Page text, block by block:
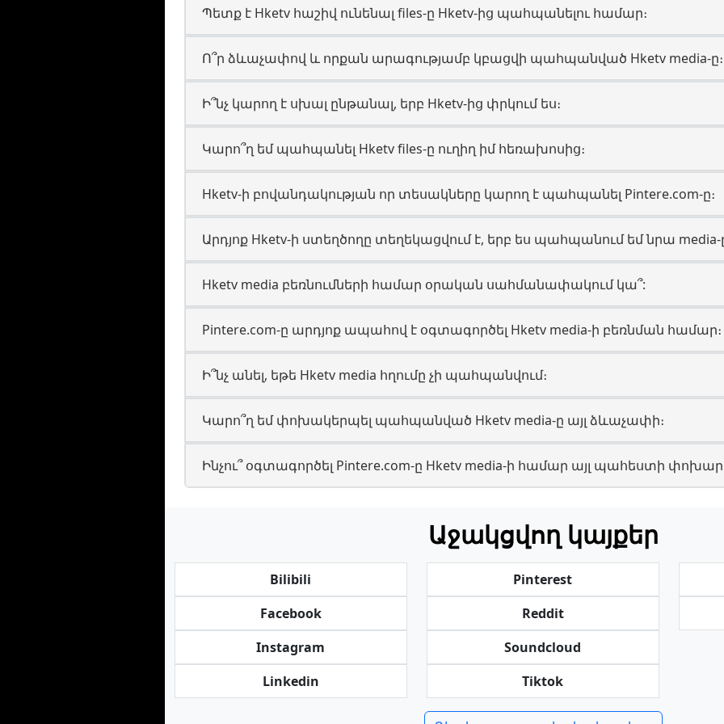
Պետք է Hketv հաշիվ ունենալ files-ը Hketv-ից պահպանելու համար։
Ո՞ր ձևաչափով և որքան արագությամբ կբացվի պահպանված Hketv media-ը։
Ի՞նչ կարող է սխալ ընթանալ, երբ Hketv-ից փրկում ես։
Կարո՞ղ եմ պահպանել Hketv files-ը ուղիղ իմ հեռախոսից։
Hketv-ի բովանդակության որ տեսակները կարող է պահպանել Pintere.com-ը։
Արդյոք Hketv-ի ստեղծողը տեղեկացվում է, երբ ես պահպանում եմ նրա media-
Hketv media բեռնումների համար օրական սահմանափակում կա՞:
Pintere.com-ը արդյոք ապահով է օգտագործել Hketv media-ի բեռնման համար։
Ի՞նչ անել, եթե Hketv media հղումը չի պահպանվում։
Կարո՞ղ եմ փոխակերպել պահպանված Hketv media-ը այլ ձևաչափի։
Ինչու՞ օգտագործել Pintere.com-ը Hketv media-ի համար այլ պահեստի
Աջակցվող կայքեր
Bilibili
Facebook
Instagram
Linkedin
Pinterest
Reddit
Soundcloud
Tiktok